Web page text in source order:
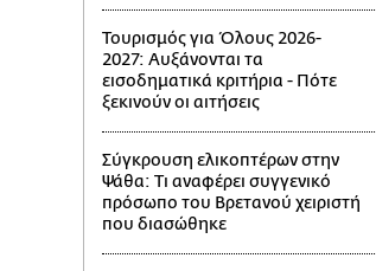
Τουρισμός για Όλους 2026-
2027: Αυξάνονται τα
εισοδηματικά κριτήρια - Πότε
ξεκινούν οι αιτήσεις
Σύγκρουση ελικοπτέρων στην
Ψάθα: Τι αναφέρει συγγενικό
πρόσωπο του Βρετανού χειριστή
που διασώθηκε